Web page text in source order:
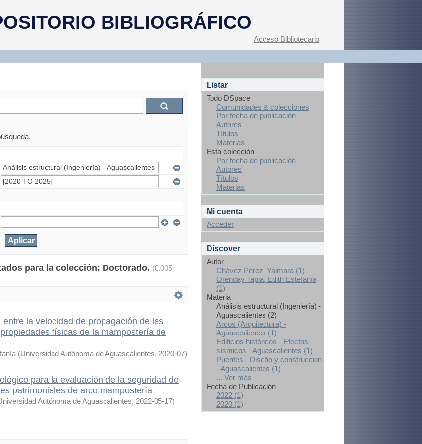
BIBLIOGRÁFICO
Acceso Bibliotecario
para la colección: Doctorado. (0.005
entre la velocidad de propagación de las
físicas de la mampostería de
(Universidad Autónoma de Aguascalientes, 2020-07)
para la evaluación de la seguridad de
patrimoniales de arco mampostería
Autónoma de Aguascalientes, 2022-05-17)
Listar
Todo DSpace
Comunidades & colecciones
Por fecha de publicación
Autores
Títulos
Materias
Esta colección
Por fecha de publicación
Autores
Títulos
Materias
Mi cuenta
Acceder
Discover
Autor
Chávez Pérez, Yaimara (1)
Orenday Tapia, Edith Estefanía
(1)
Materia
Análisis estructural (Ingeniería) -
Aguascalientes (2)
Arcos (Arquitectura) -
Aguascalientes (1)
Edificios históricos - Efectos
sísmicos - Aguascalientes (1)
Puentes - Diseño y construcción
- Aguascalientes (1)
... Ver más
Fecha de Publicación
2022 (1)
2020 (1)